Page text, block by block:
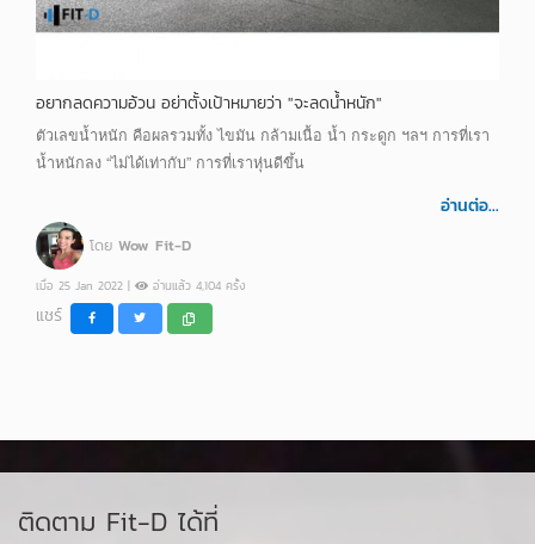
อยากลดความอ้วน อย่าตั้งเป้าหมายว่า "จะลดน้ำหนัก"
ตัวเลขน้ำหนัก คือผลรวมทั้ง ไขมัน กล้ามเนื้อ น้ำ กระดูก ฯลฯ การที่เรา
น้ำหนักลง “ไม่ได้เท่ากับ” การที่เราหุ่นดีขึ้น
อ่านต่อ...
โดย Wow Fit-D
เมื่อ 25 Jan 2022 | อ่านแล้ว 4,104 ครั้ง
แชร์
ติดตาม Fit-D ได้ที่